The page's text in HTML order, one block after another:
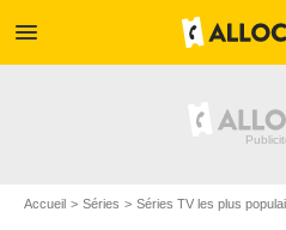
menu
Accueil Séries Séries TV les plus